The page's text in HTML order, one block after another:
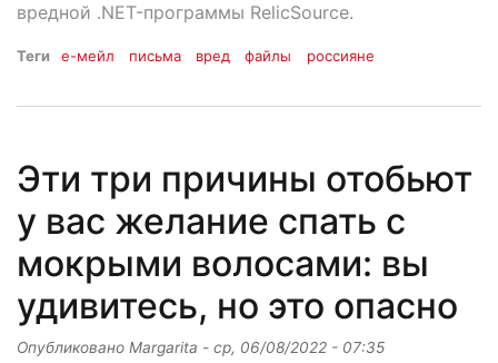
вредной .NET-программы RelicSource.
Теги е-мейл письма вред файлы россияне
Эти три причины отобьют
у вас желание спать с
мокрыми волосами: вы
удивитесь, но это опасно
Опубликовано Margarita - ср, 06/08/2022 - 07:35